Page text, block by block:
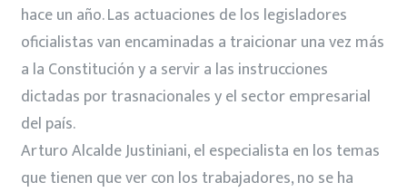
hace un año. Las actuaciones de los legisladores
oficialistas van encaminadas a traicionar una vez más
a la Constitución y a servir a las instrucciones
dictadas por trasnacionales y el sector empresarial
del país.
Arturo Alcalde Justiniani, el especialista en los temas
que tienen que ver con los trabajadores, no se ha